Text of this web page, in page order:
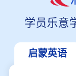
学员乐意
启蒙英语